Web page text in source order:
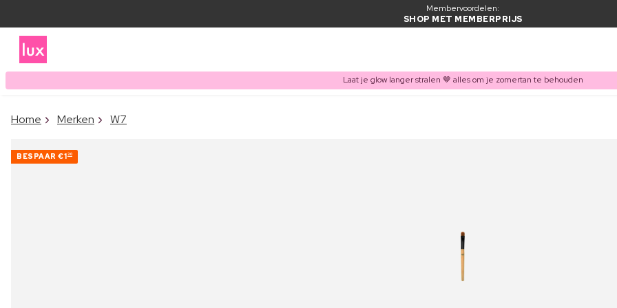
Membervoordelen:
SHOP MET MEMBERPRIJS
Laat je glow langer stralen 🤎 alles om je zomertan te behouden
Home Merken W7
BESPAAR €130